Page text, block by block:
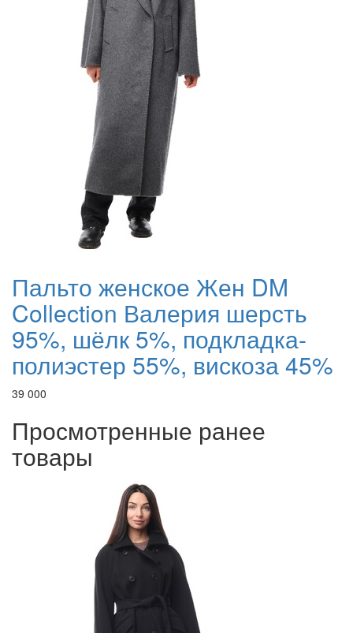
Пальто женское Жен DM
Collection Валерия шерсть
95%, шёлк 5%, подкладка-
полиэстер 55%, вискоза 45%
39 000
Просмотренные ранее
товары